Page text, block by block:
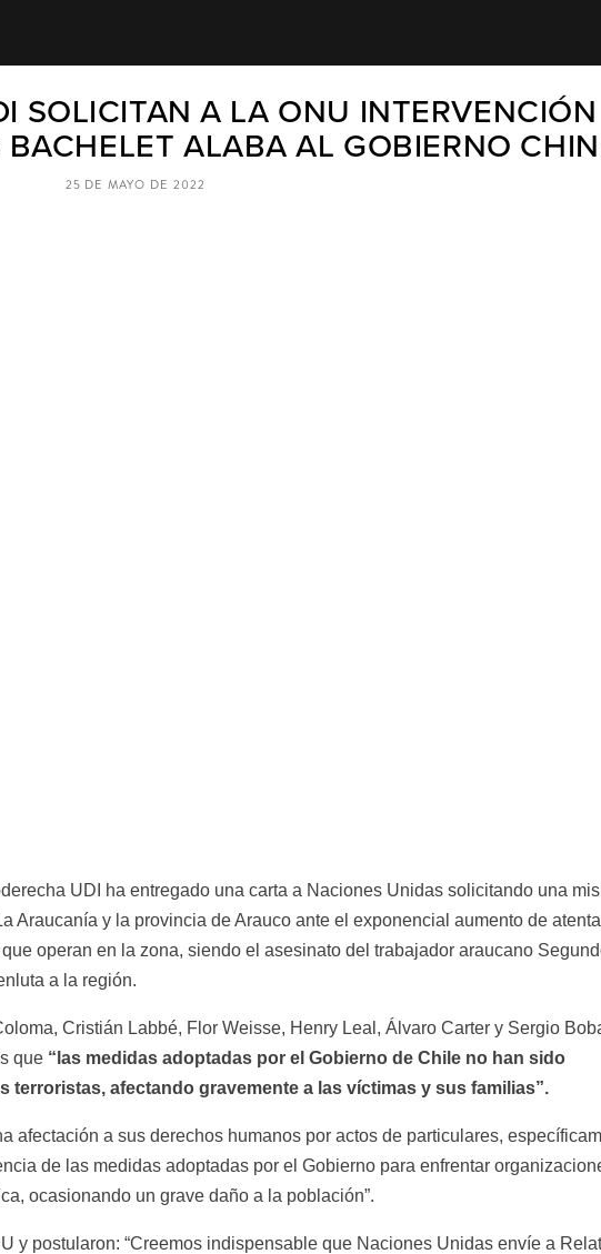
SOLICITAN A LA ONU
ALABA AL GOBIERNO
UDI ha entregado una carta a Naciones Unidas solicitando una
Araucanía y la provincia de Arauco ante el exponencial aumento de
operan en la zona, siendo el asesinato del trabajador araucano
a la región.
Cristián Labbé, Flor Weisse, Henry Leal, Álvaro Carter y Sergio
que “las medidas adoptadas por el Gobierno de Chile no han sido
terroristas, afectando gravemente a las víctimas y sus familias”.
afectación a sus derechos humanos por actos de particulares,
de las medidas adoptadas por el Gobierno para enfrentar
ocasionando un grave daño a la población”.
y postularon: “Creemos indispensable que Naciones Unidas envíe a
25 DE MAYO DE 2022